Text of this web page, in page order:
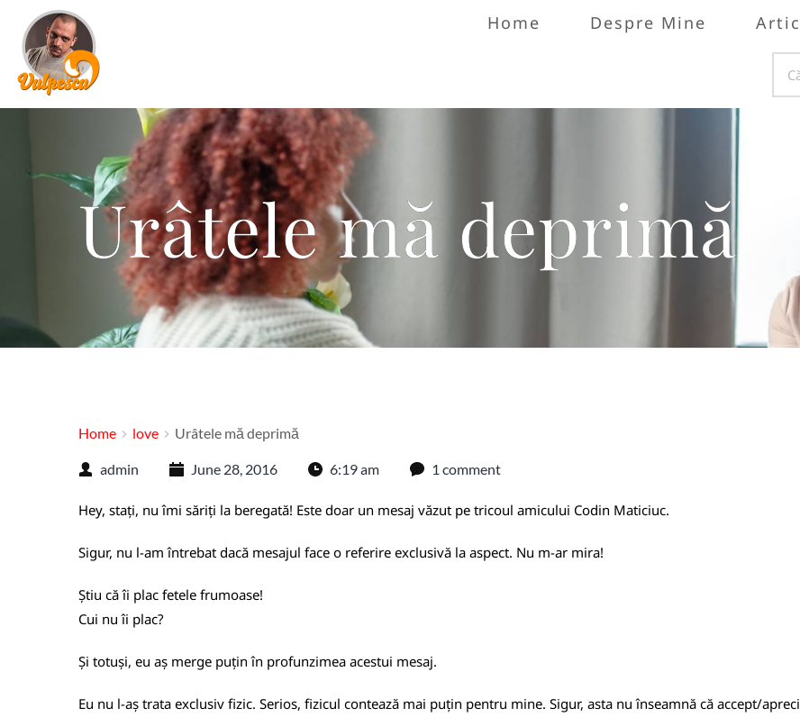
Home Despre Mine
Urâtele mă deprimă
Home love Urâtele mă deprimă
admin June 28, 2016 6:19 am 1 comment
Hey, stați, nu îmi săriți la beregată! Este doar un mesaj văzut pe tricoul amicului Codin Maticiuc.
Sigur, nu l-am întrebat dacă mesajul face o referire exclusivă la aspect. Nu m-ar mira!
Știu că îi plac fetele frumoase!
Cui nu îi plac?
Și totuși, eu aș merge puțin în profunzimea acestui mesaj.
Eu nu l-aș trata exclusiv fizic. Serios, fizicul contează mai puțin pentru mine. Sigur, asta nu înseamnă că accept/